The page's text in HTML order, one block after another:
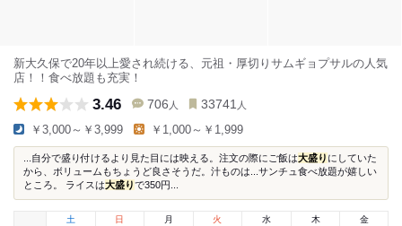
新大久保で20年以上愛され続ける、元祖・厚切りサムギョプサルの人気
店！！食べ放題も充実！
3.46 706 人 33741 人
￥3,000～￥3,999 ￥1,000～￥1,999
...自分で盛り付けるより見た目には映える。注文の際にご飯は大盛り にしていた
から、ボリュームもちょうど良さそうだ。汁ものは...サンチュ食べ放題が嬉しい
ところ。 ライスは大盛りで350円...
土
日 月 火 水 木 金